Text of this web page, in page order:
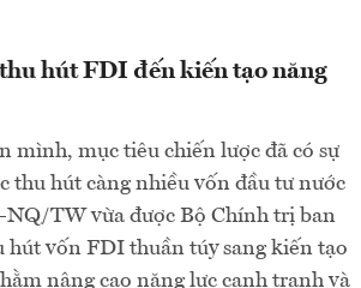
hút FDI đến kiến tạo năng
mình, mục tiêu chiến lược đã có sự
thu hút càng nhiều vốn đầu tư nước
NQ/TW vừa được Bộ Chính trị ban
hút vốn FDI thuần túy sang kiến tạo
nâng cao năng lực cạnh tranh và